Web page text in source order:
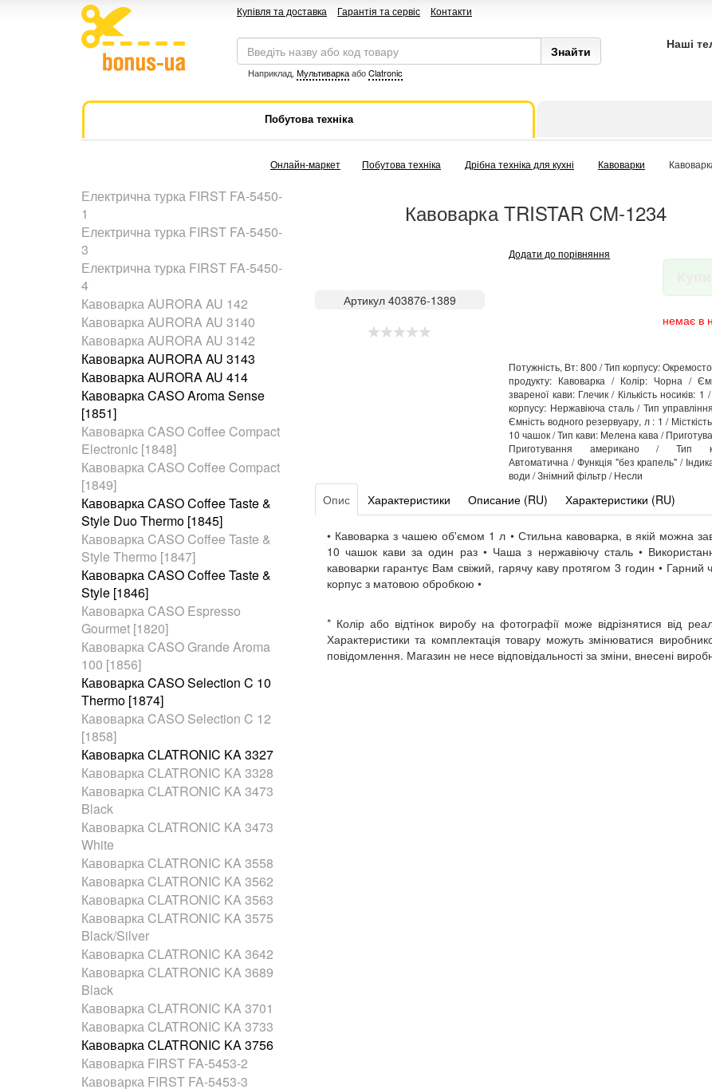
Купівля та доставка Гарантія та сервіс Контакти
Наприклад, МультиваркаабоClatronic
Наші
Побутова техніка
Онлайн-маркет Побутова техніка Дрібна техніка для кухні Кавоварки
Електрична турка FIRST FA-5450-
1
Електрична турка FIRST FA-5450-
3
Електрична турка FIRST FA-5450-
4
Кавоварка AURORA AU 142
Кавоварка AURORA AU 3140
Кавоварка AURORA AU 3142
Кавоварка AURORA AU 3143
Кавоварка AURORA AU 414
Кавоварка CASO Aroma Sense
[1851]
Кавоварка CASO Coffee Compact
Electronic [1848]
Кавоварка CASO Coffee Compact
[1849]
Кавоварка CASO Coffee Taste &
Style Duo Thermo [1845]
Кавоварка CASO Coffee Taste &
Style Thermo [1847]
Кавоварка CASO Coffee Taste &
Style [1846]
Кавоварка CASO Espresso
Gourmet [1820]
Кавоварка CASO Grande Aroma
100 [1856]
Кавоварка CASO Selection C 10
Thermo [1874]
Кавоварка CASO Selection C 12
[1858]
Кавоварка CLATRONIC KA 3327
Кавоварка CLATRONIC KA 3328
Кавоварка CLATRONIC KA 3473
Black
Кавоварка CLATRONIC KA 3473
White
Кавоварка CLATRONIC KA 3558
Кавоварка CLATRONIC KA 3562
Кавоварка CLATRONIC KA 3563
Кавоварка CLATRONIC KA 3575
Black/Silver
Кавоварка CLATRONIC KA 3642
Кавоварка CLATRONIC KA 3689
Black
Кавоварка CLATRONIC KA 3701
Кавоварка CLATRONIC KA 3733
Кавоварка CLATRONIC KA 3756
Кавоварка FIRST FA-5453-2
Кавоварка FIRST FA-5453-3
Кавоварка TRISTAR CM-1234
Артикул 403876-1389
Додати до порівняння
немає в
Потужність, Вт: 800 / Тип корпусу:
продукту: Кавоварка / Колір: Чорна /
звареної кави: Глечик / Кількість носиків:
корпусу: Нержавіюча сталь / Тип
Ємність водного резервуару, л : 1 /
10 чашок / Тип кави: Мелена кава /
Приготування американо / Тип
Автоматична / Функція "без крапель" /
води / Знімний фільтр / Несли
Опис Характеристики Описание (RU) Характеристики (RU)
• Кавоварка з чашею об'ємом 1 л • Стильна кавоварка, в якій можна
10 чашок кави за один раз • Чаша з нержавіючу сталь •
кавоварки гарантує Вам свіжий, гарячу каву протягом 3 годин • Гарний
корпус з матовою обробкою •
* Колір або відтінок виробу на фотографії може відрізнятися від
Характеристики та комплектація товару можуть змінюватися
повідомлення. Магазин не несе відповідальності за зміни, внесені